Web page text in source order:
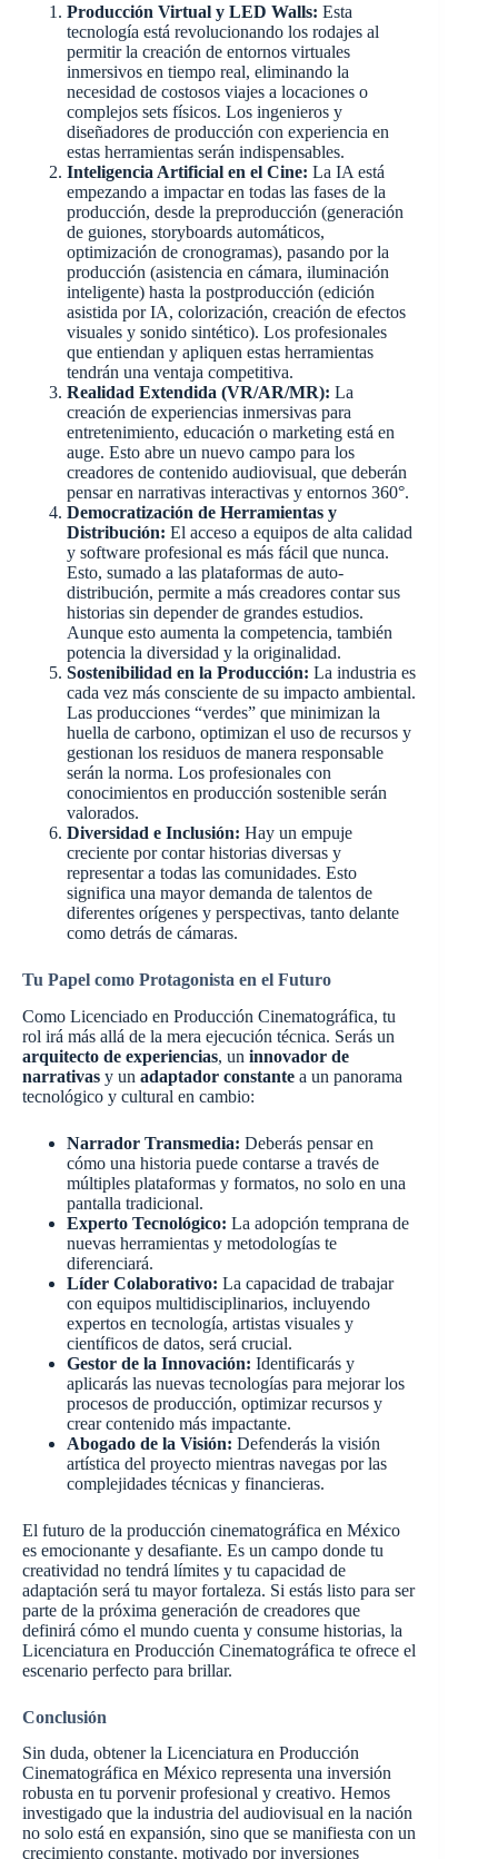
Producción Virtual y LED Walls: Esta
tecnología está revolucionando los rodajes al
permitir la creación de entornos virtuales
inmersivos en tiempo real, eliminando la
necesidad de costosos viajes a locaciones o
complejos sets físicos. Los ingenieros y
diseñadores de producción con experiencia en
estas herramientas serán indispensables.
Inteligencia Artificial en el Cine: La IA está
empezando a impactar en todas las fases de la
producción, desde la preproducción (generación
de guiones, storyboards automáticos,
optimización de cronogramas), pasando por la
producción (asistencia en cámara, iluminación
inteligente) hasta la postproducción (edición
asistida por IA, colorización, creación de efectos
visuales y sonido sintético). Los profesionales
que entiendan y apliquen estas herramientas
tendrán una ventaja competitiva.
Realidad Extendida (VR/AR/MR): La
creación de experiencias inmersivas para
entretenimiento, educación o marketing está en
auge. Esto abre un nuevo campo para los
creadores de contenido audiovisual, que deberán
pensar en narrativas interactivas y entornos 360°.
Democratización de Herramientas y
Distribución: El acceso a equipos de alta calidad
y software profesional es más fácil que nunca.
Esto, sumado a las plataformas de auto-
distribución, permite a más creadores contar sus
historias sin depender de grandes estudios.
Aunque esto aumenta la competencia, también
potencia la diversidad y la originalidad.
Sostenibilidad en la Producción: La industria es
cada vez más consciente de su impacto ambiental.
Las producciones “verdes” que minimizan la
huella de carbono, optimizan el uso de recursos y
gestionan los residuos de manera responsable
serán la norma. Los profesionales con
conocimientos en producción sostenible serán
valorados.
Diversidad e Inclusión: Hay un empuje
creciente por contar historias diversas y
representar a todas las comunidades. Esto
significa una mayor demanda de talentos de
diferentes orígenes y perspectivas, tanto delante
como detrás de cámaras.
Tu Papel como Protagonista en el Futuro
Como Licenciado en Producción Cinematográfica, tu
rol irá más allá de la mera ejecución técnica. Serás un
arquitecto de experiencias, un innovador de
narrativas y un adaptador constante a un panorama
tecnológico y cultural en cambio:
Narrador Transmedia: Deberás pensar en
cómo una historia puede contarse a través de
múltiples plataformas y formatos, no solo en una
pantalla tradicional.
Experto Tecnológico: La adopción temprana de
nuevas herramientas y metodologías te
diferenciará.
Líder Colaborativo: La capacidad de trabajar
con equipos multidisciplinarios, incluyendo
expertos en tecnología, artistas visuales y
científicos de datos, será crucial.
Gestor de la Innovación: Identificarás y
aplicarás las nuevas tecnologías para mejorar los
procesos de producción, optimizar recursos y
crear contenido más impactante.
Abogado de la Visión: Defenderás la visión
artística del proyecto mientras navegas por las
complejidades técnicas y financieras.
El futuro de la producción cinematográfica en México
es emocionante y desafiante. Es un campo donde tu
creatividad no tendrá límites y tu capacidad de
adaptación será tu mayor fortaleza. Si estás listo para ser
parte de la próxima generación de creadores que
definirá cómo el mundo cuenta y consume historias, la
Licenciatura en Producción Cinematográfica te ofrece el
escenario perfecto para brillar.
Conclusión
Sin duda, obtener la Licenciatura en Producción
Cinematográfica en México representa una inversión
robusta en tu porvenir profesional y creativo. Hemos
investigado que la industria del audiovisual en la nación
no solo está en expansión, sino que se manifiesta con un
crecimiento constante, motivado por inversiones